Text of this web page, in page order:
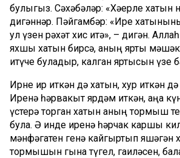
булыгыз. Сәхәбәләр: «Хәерле хатын
дигәннәр. Пәйгамбәр: «Ире
ул үзен рәхәт хис итә», – дигән.
яхшы хатын бирсә, аның ярты
итүче буладыр, калган яртысын үзе
Ирне ир иткән дә хатын, хур иткән
Иренә һәрвакыт ярдәм иткән, аңа
үстерә торган хатын аның тормыш
була. Ә инде иренә һәрчак каршы
мәнфәгатен генә кайгыртып яшәгән
тормышын гына түгел, гаиләсен,